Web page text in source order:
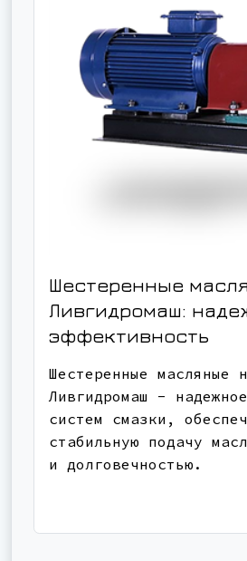
Шестеренные
Ливгидромаш:
эффективность
Шестеренные масляные
Ливгидромаш -
систем смазки,
стабильную подачу
и долговечностью.